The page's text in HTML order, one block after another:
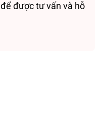
để được tư vấn và hỗ